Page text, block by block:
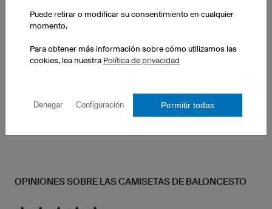
OPINIONES SOBRE LAS CAMISETAS DE BALONCESTO
Puede retirar o modificar su consentimiento en cualquier
momento.
Para obtener más información sobre cómo utilizamos las
cookies, lea nuestra Política de privacidad
Denegar Configuración Permitir todas